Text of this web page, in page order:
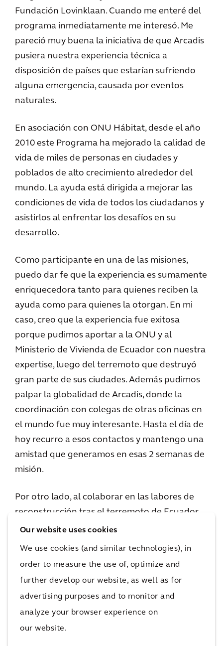
Our website uses cookies
We use cookies (and similar technologies), in
order to measure the use of, optimize and
further develop our website, as well as for
advertising purposes and to monitor and
analyze your browser experience on
our website.
Fundación Lovinklaan. Cuando me enteré del
programa inmediatamente me interesó. Me
pareció muy buena la iniciativa de que Arcadis
pusiera nuestra experiencia técnica a
disposición de países que estarían sufriendo
alguna emergencia, causada por eventos
naturales.
En asociación con ONU Hábitat, desde el año
2010 este Programa ha mejorado la calidad de
vida de miles de personas en ciudades y
poblados de alto crecimiento alrededor del
mundo. La ayuda está dirigida a mejorar las
condiciones de vida de todos los ciudadanos y
asistirlos al enfrentar los desafíos en su
desarrollo.
Como participante en una de las misiones,
puedo dar fe que la experiencia es sumamente
enriquecedora tanto para quienes reciben la
ayuda como para quienes la otorgan. En mi
caso, creo que la experiencia fue exitosa
porque pudimos aportar a la ONU y al
Ministerio de Vivienda de Ecuador con nuestra
expertise, luego del terremoto que destruyó
gran parte de sus ciudades. Además pudimos
palpar la globalidad de Arcadis, donde la
coordinación con colegas de otras oficinas en
el mundo fue muy interesante. Hasta el día de
hoy recurro a esos contactos y mantengo una
amistad que generamos en esas 2 semanas de
misión.
Por otro lado, al colaborar en las labores de
reconstrucción tras el terremoto de Ecuador,
pude notar que los chilenos tenemos bastante
han actualizado constantemente para
brindarnos seguridad. Por lo mismo, tenemos
mucho para aportar a otros países que están
propensos a este tipo de eventos naturales.